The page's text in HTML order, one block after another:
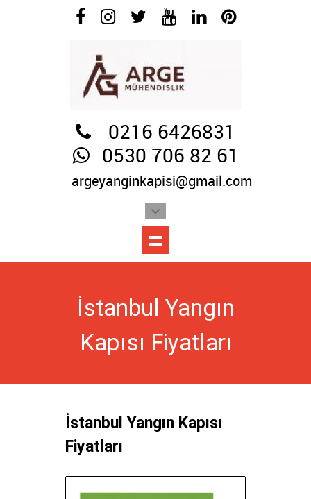
0216 6426831
0530 706 82 61
argeyanginkapisi@gmail.com
İstanbul Yangın
Kapısı Fiyatları
İstanbul Yangın Kapısı
Fiyatları